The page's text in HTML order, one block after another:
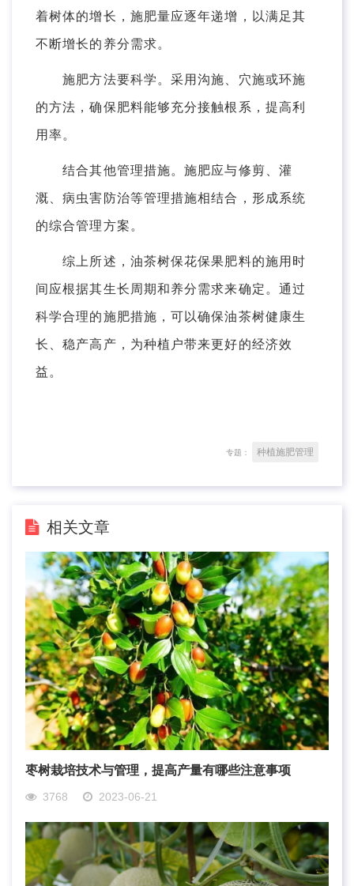
着树体的增长，施肥量应逐年递增，以满足其
不断增长的养分需求。
施肥方法要科学。采用沟施、穴施或环施
的方法，确保肥料能够充分接触根系，提高利
用率。
结合其他管理措施。施肥应与修剪、灌
溉、病虫害防治等管理措施相结合，形成系统
的综合管理方案。
综上所述，油茶树保花保果肥料的施用时
间应根据其生长周期和养分需求来确定。通过
科学合理的施肥措施，可以确保油茶树健康生
长、稳产高产，为种植户带来更好的经济效
益。
专题： 种植施肥管理
相关文章
枣树栽培技术与管理，提高产量有哪些注意事项
3768 2023-06-21